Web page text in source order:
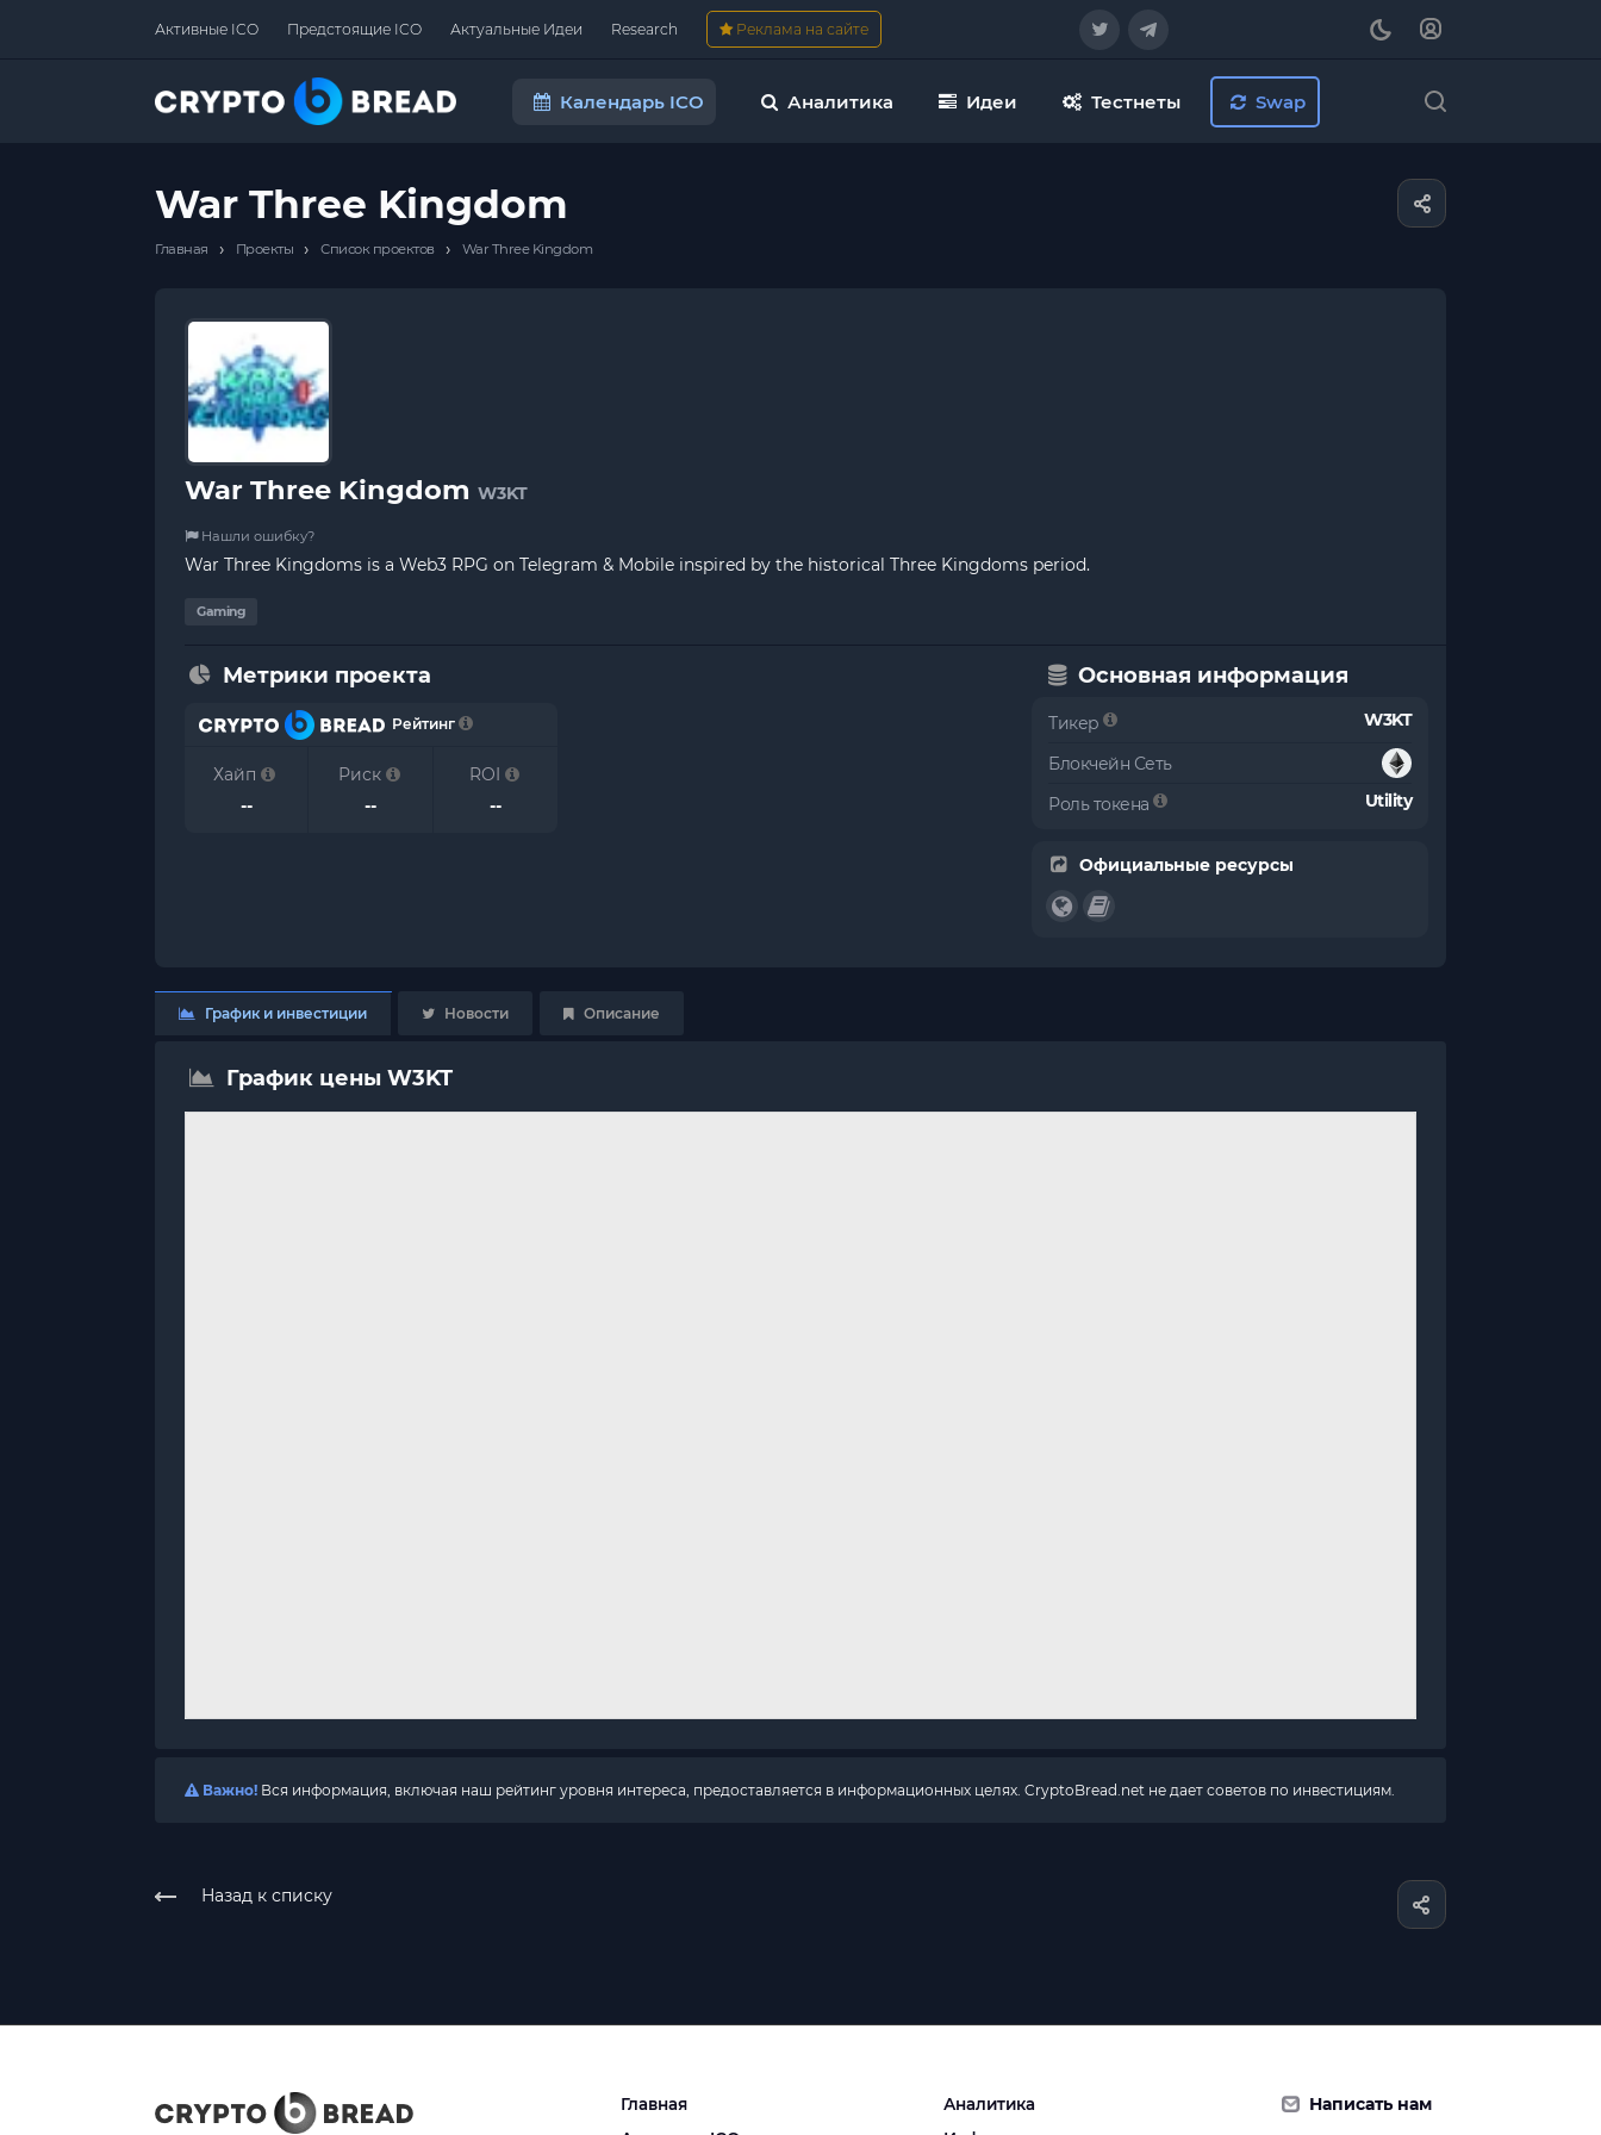
Активные ICO Предстоящие ICO Актуальные Идеи Research Реклама на сайте
Календарь ICO Аналитика Идеи Тестнеты Swap
War Three Kingdom
Главная › Проекты › Список проектов › War Three Kingdom
War Three Kingdom W3KT
Нашли ошибку?
War Three Kingdoms is a Web3 RPG on Telegram & Mobile inspired by the historical Three Kingdoms period.
Gaming
Метрики проекта
Рейтинг
Хайп
--
Риск
--
ROI
--
Основная информация
Тикер W3KT
Блокчейн Сеть
Роль токена
Utility
Официальные ресурсы
График и инвестиции Новости Описание
График цены W3KT
Важно! Вся информация, включая наш рейтинг уровня интереса, предоставляется в информационных целях. CryptoBread.net не дает советов по инвестициям.
Назад к списку
Главная
Аналитика
Написать нам